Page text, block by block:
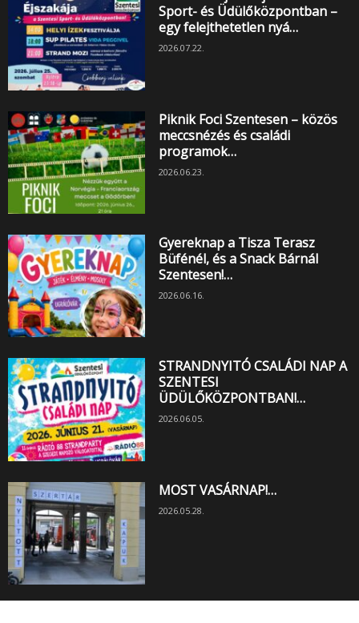
Sport- és Üdülőközpontban –
egy felejthetetlen nyá…
2026.07.22.
Piknik Foci Szentesen – közös
meccsnézés és családi
programok…
2026.06.23.
Gyereknap a Tisza Terasz
Büfénél, és a Snack Bárnál
Szentesen!…
2026.06.16.
STRANDNYITÓ CSALÁDI NAP A
SZENTESI
ÜDÜLŐKÖZPONTBAN!…
2026.06.05.
MOST VASÁRNAP!…
2026.05.28.